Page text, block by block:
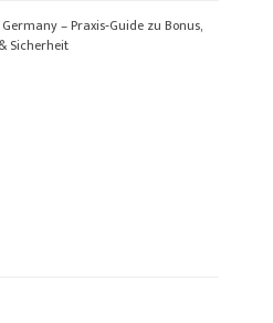
– Praxis‑Guide zu Bonus,
Sicherheit